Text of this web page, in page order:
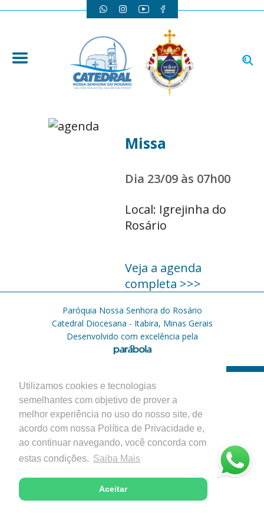
Utilizamos cookies e tecnologias
semelhantes com objetivo de prover a
melhor experiência no uso do nosso site, de
acordo com nossa Política de Privacidade e,
ao continuar navegando, você concorda com
estas condições. Saiba Mais
Aceitar
Missa
Dia 23/09 às 07h00
Local: Igrejinha do
Rosário
Veja a agenda
completa >>>
Paróquia Nossa Senhora do Rosário
Catedral Diocesana - Itabira, Minas Gerais
Desenvolvido com excelência pela